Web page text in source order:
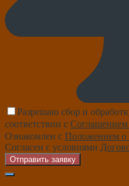
Разрешаю сбор и
соответствии с Соглашением
Ознакомлен с Положением о
Согласен с условиями
Отправить заявку